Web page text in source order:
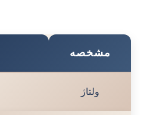
مشخصه
ولتاژ